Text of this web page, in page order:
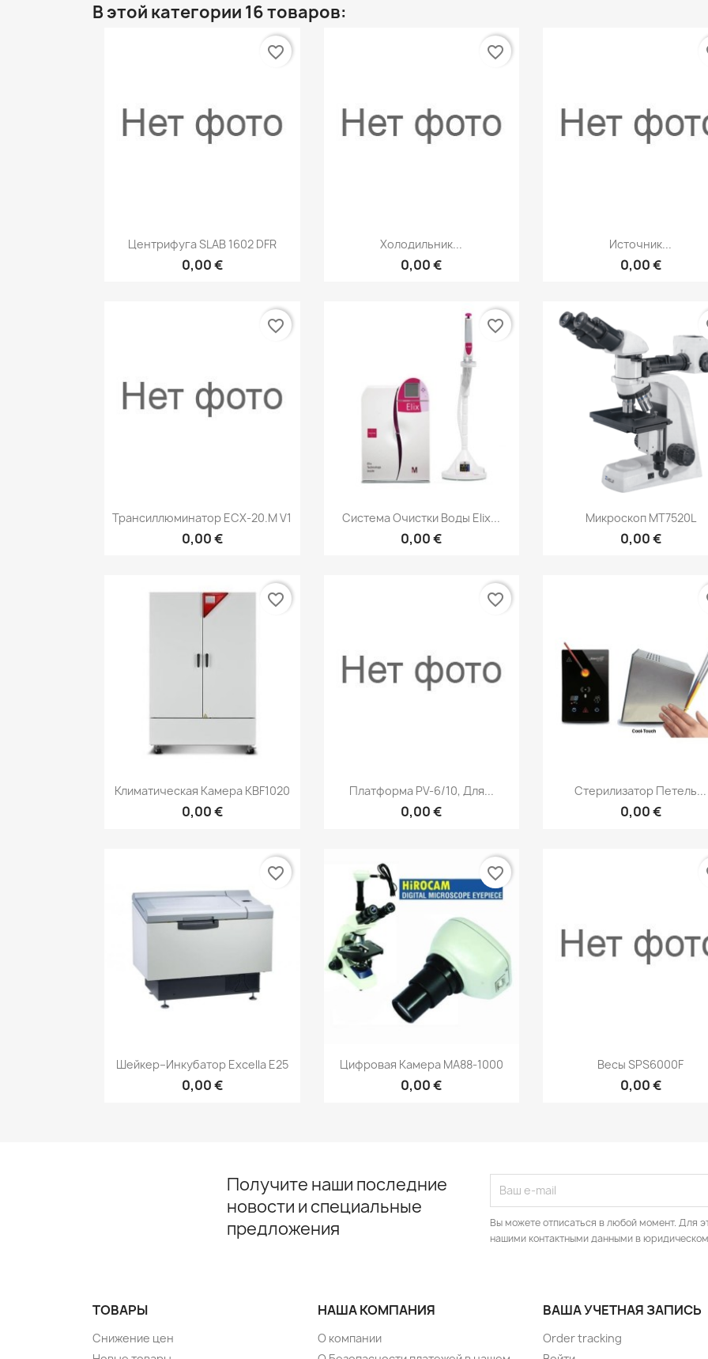
В этой категории 16 товаров:
Быстрый просмотр
Центрифуга SLAB 1602 DFR
0,00 €
favorite_border
Быстрый просмотр
Холодильник...
0,00 €
favorite_border
Быстрый просмотр
Источник...
0,00 €
Быстрый просмотр
Трансиллюминатор ECX-20.М V1
0,00 €
favorite_border
Быстрый просмотр
Система Очистки Воды Elix...
0,00 €
favorite_border
Быстрый просмотр
Микроскоп MT7520L
0,00 €
Быстрый просмотр
Климатическая Камера KBF1020
0,00 €
favorite_border
Быстрый просмотр
Платформа РV-6/10, Для...
0,00 €
favorite_border
Быстрый просмотр
Стерилизатор Петель...
0,00 €
Быстрый просмотр
Шейкер–Инкубатор Excella E25
0,00 €
favorite_border
Быстрый просмотр
Цифровая Камера МА88-1000
0,00 €
favorite_border
Быстрый просмотр
Весы SPS6000F
0,00 €
Получите наши последние
новости и специальные
предложения
Вы можете отписаться в любой момент. Для
нашими контактными данными в
ТОВАРЫ
Снижение цен
НАША КОМПАНИЯ
О компании
ВАША УЧЕТНАЯ ЗАПИСЬ
Order tracking